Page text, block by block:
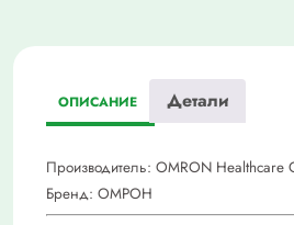
ОПИСАНИЕ Детали
Производитель: OMRON Healthcare
Бренд: ОМРОН